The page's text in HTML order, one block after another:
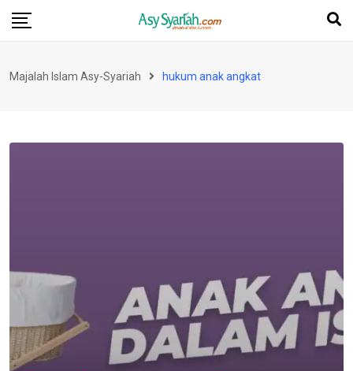
Skip
Majalah Islam Asy-Syariah hukum anak angkat